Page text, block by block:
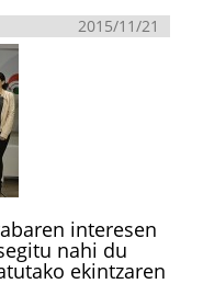
2015/11/21
interesen
nahi du
ekintzaren